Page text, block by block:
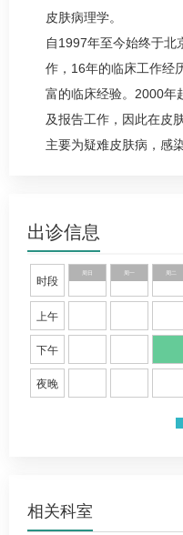
皮肤病理学。
自1997年至今始终于北
作，16年的临床工作经
富的临床经验。2000年
及报告工作，因此在皮
主要为疑难皮肤病，感
出诊信息
时段
上午
下午
夜晚
周日 周一
相关科室